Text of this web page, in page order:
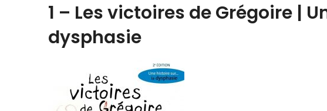
1 – Les victoires de Grégoire |
dysphasie